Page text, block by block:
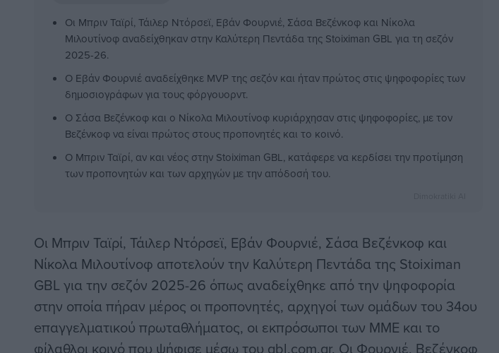
Οι Μπριν Ταϊρί, Τάιλερ Ντόρσεϊ, Εβάν Φουρνιέ, Σάσα Βεζένκοφ και Νίκολα
Μιλουτίνοφ αναδείχθηκαν στην Καλύτερη Πεντάδα της Stoiximan GBL για τη σεζόν
2025-26.
Ο Εβάν Φουρνιέ αναδείχθηκε MVP της σεζόν και ήταν πρώτος στις ψηφοφορίες των
δημοσιογράφων για τους φόργουορντ.
Ο Σάσα Βεζένκοφ και ο Νίκολα Μιλουτίνοφ κυριάρχησαν στις ψηφοφορίες, με τον
Βεζένκοφ να είναι πρώτος στους προπονητές και το κοινό.
Ο Μπριν Ταϊρί, αν και νέος στην Stoiximan GBL, κατάφερε να κερδίσει την προτίμηση
των προπονητών και των αρχηγών με την απόδοσή του.
Οι Μπριν Ταϊρί, Τάιλερ Ντόρσεϊ, Εβάν Φουρνιέ, Σάσα Βεζένκοφ και
Νίκολα Μιλουτίνοφ αποτελούν την Καλύτερη Πεντάδα της Stoiximan
GBL για την σεζόν 2025-26 όπως αναδείχθηκε από την ψηφοφορία
στην οποία πήραν μέρος οι προπονητές, αρχηγοί των ομάδων του 34ου
eπαγγελματικού πρωταθλήματος, οι εκπρόσωποι των ΜΜΕ και το
φίλαθλοι κοινό που ψήφισε μέσω του gbl.com.gr. Οι Φουρνιέ, Βεζένκοφ